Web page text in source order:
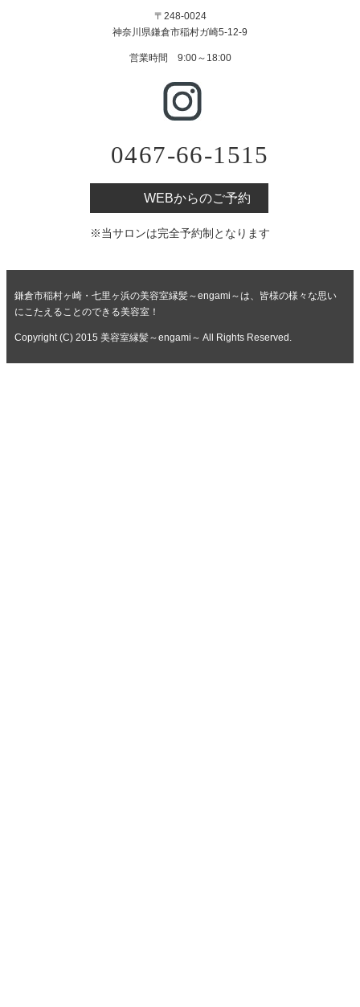
〒248-0024
神奈川県鎌倉市稲村ガ崎5-12-9
営業時間 9:00～18:00
0467-66-1515
WEBからのご予約
※当サロンは完全予約制となります
鎌倉市稲村ヶ崎・七里ヶ浜の美容室縁髪～engami～は、皆様の様々な思い
にこたえることのできる美容室！
Copyright (C) 2015 美容室縁髪～engami～ All Rights Reserved.